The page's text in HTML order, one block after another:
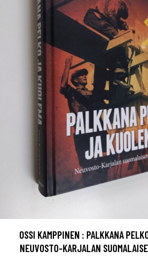
OSSI KAMPPINEN : PALKKANA
NEUVOSTO-KARJALAN